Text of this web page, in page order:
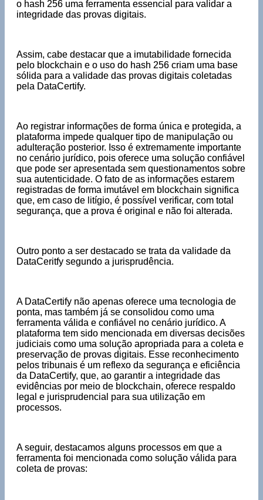
o hash 256 uma ferramenta essencial para validar a
integridade das provas digitais.
Assim, cabe destacar que a imutabilidade fornecida
pelo blockchain e o uso do hash 256 criam uma base
sólida para a validade das provas digitais coletadas
pela DataCertify.
Ao registrar informações de forma única e protegida, a
plataforma impede qualquer tipo de manipulação ou
adulteração posterior. Isso é extremamente importante
no cenário jurídico, pois oferece uma solução confiável
que pode ser apresentada sem questionamentos sobre
sua autenticidade. O fato de as informações estarem
registradas de forma imutável em blockchain significa
que, em caso de litígio, é possível verificar, com total
segurança, que a prova é original e não foi alterada.
Outro ponto a ser destacado se trata da validade da
DataCeritfy segundo a jurisprudência.
A DataCertify não apenas oferece uma tecnologia de
ponta, mas também já se consolidou como uma
ferramenta válida e confiável no cenário jurídico. A
plataforma tem sido mencionada em diversas decisões
judiciais como uma solução apropriada para a coleta e
preservação de provas digitais. Esse reconhecimento
pelos tribunais é um reflexo da segurança e eficiência
da DataCertify, que, ao garantir a integridade das
evidências por meio de blockchain, oferece respaldo
legal e jurisprudencial para sua utilização em
processos.
A seguir, destacamos alguns processos em que a
ferramenta foi mencionada como solução válida para
coleta de provas: